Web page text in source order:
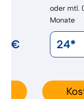
oder mtl.
Monate